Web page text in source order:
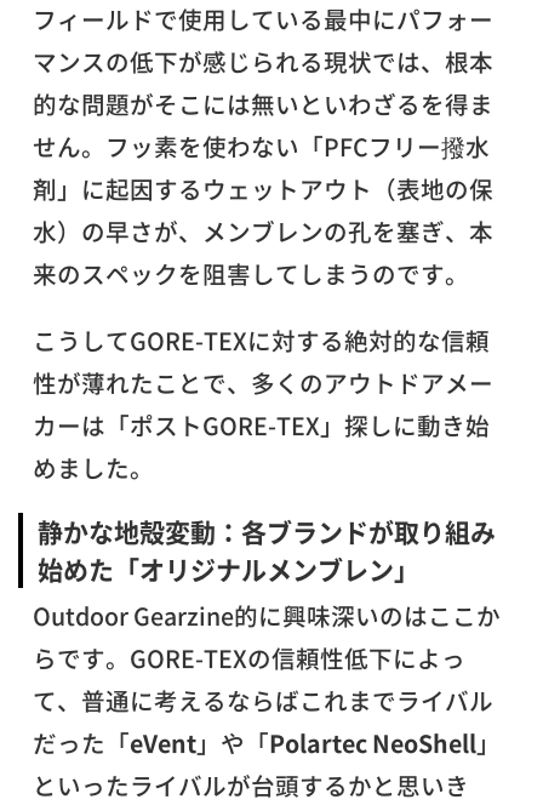
フィールドで使用している最中にパフォー
マンスの低下が感じられる現状では、根本
的な問題がそこには無いといわざるを得ま
せん。フッ素を使わない「PFCフリー撥水
剤」に起因するウェットアウト（表地の保
水）の早さが、メンブレンの孔を塞ぎ、本
来のスペックを阻害してしまうのです。
こうしてGORE-TEXに対する絶対的な信頼
性が薄れたことで、多くのアウトドアメー
カーは「ポストGORE-TEX」探しに動き始
めました。
静かな地殻変動：各ブランドが取り組み
始めた「オリジナルメンブレン」
Outdoor Gearzine的に興味深いのはここか
らです。GORE-TEXの信頼性低下によっ
て、普通に考えるならばこれまでライバル
だった「eVent」や「Polartec NeoShell」
といったライバルが台頭するかと思いき